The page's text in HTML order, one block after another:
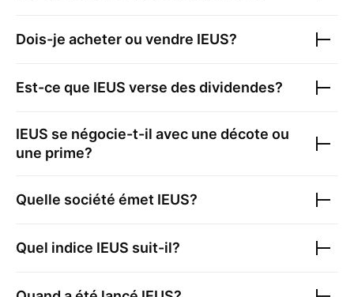
Dois-je acheter ou vendre IEUS?
Est-ce que IEUS verse des dividendes?
IEUS se négocie-t-il avec une décote ou
une prime?
Quelle société émet IEUS?
Quel indice IEUS suit-il?